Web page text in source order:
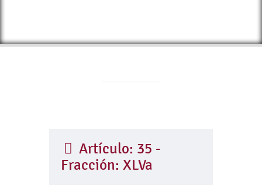
Artículo: 35 -
Fracción: XLVa